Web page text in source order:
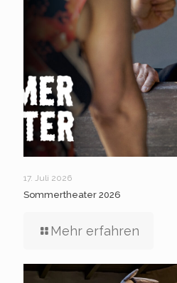
17. Juli 2026
Sommertheater 2026
Mehr erfahren